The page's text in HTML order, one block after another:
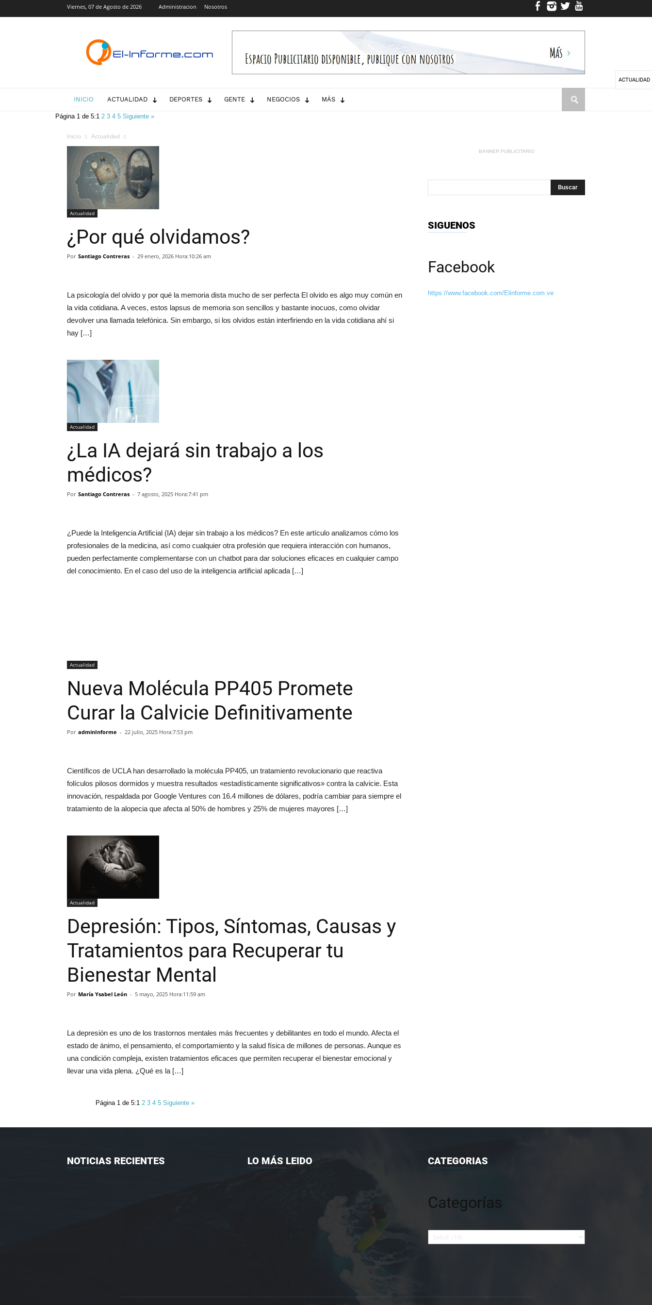
Viernes, 07 de Agosto de 2026 Administracion Nosotros
Informe.com
INICIO ACTUALIDAD DEPORTES GENTE NEGOCIOS MÁS
Página 1 de 5:1 2345Siguiente »
Inicio Actualidad
Actualidad
¿Por qué olvidamos?
Por Santiago Contreras - 29 enero, 2026 Hora:10:26 am
La psicología del olvido y por qué la memoria dista mucho de ser perfecta El olvido es algo muy común en
la vida cotidiana. A veces, estos lapsus de memoria son sencillos y bastante inocuos, como olvidar
devolver una llamada telefónica. Sin embargo, si los olvidos están interfiriendo en la vida cotidiana ahí si
hay […]
Actualidad
¿La IA dejará sin trabajo a los
médicos?
Por Santiago Contreras - 7 agosto, 2025 Hora:7:41 pm
¿Puede la Inteligencia Artificial (IA) dejar sin trabajo a los médicos? En este artículo analizamos cómo los
profesionales de la medicina, así como cualquier otra profesión que requiera interacción con humanos,
pueden perfectamente complementarse con un chatbot para dar soluciones eficaces en cualquier campo
del conocimiento. En el caso del uso de la inteligencia artificial aplicada […]
Actualidad
Nueva Molécula PP405 Promete
Curar la Calvicie Definitivamente
Por adminInforme - 22 julio, 2025 Hora:7:53 pm
Científicos de UCLA han desarrollado la molécula PP405, un tratamiento revolucionario que reactiva
folículos pilosos dormidos y muestra resultados «estadísticamente significativos» contra la calvicie. Esta
innovación, respaldada por Google Ventures con 16.4 millones de dólares, podría cambiar para siempre el
tratamiento de la alopecia que afecta al 50% de hombres y 25% de mujeres mayores […]
Actualidad
Depresión: Tipos, Síntomas, Causas y
Tratamientos para Recuperar tu
Bienestar Mental
Por María Ysabel León - 5 mayo, 2025 Hora:11:59 am
La depresión es uno de los trastornos mentales más frecuentes y debilitantes en todo el mundo. Afecta el
estado de ánimo, el pensamiento, el comportamiento y la salud física de millones de personas. Aunque es
una condición compleja, existen tratamientos eficaces que permiten recuperar el bienestar emocional y
llevar una vida plena. ¿Qué es la […]
Página 1 de 5:1 2345Siguiente »
BANNER PUBLICITARIO
SIGUENOS
Facebook
https://www.facebook.com/Elinforme.com.ve
NOTICIAS RECIENTES LO MÁS LEIDO CATEGORIAS
Categorías
Categorías
ACTUALIDAD